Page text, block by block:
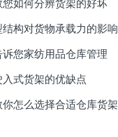
如何分辨货架的好坏
构对货物承载力的影响
您家纺用品仓库管理
式货架的优缺点
怎么选择合适仓库货架